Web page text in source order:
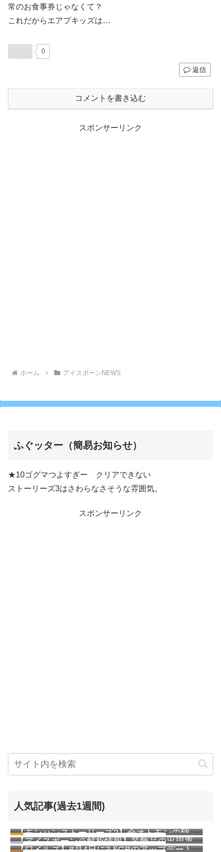
常のお食事券じゃなくて？
これだからエアプキッズは…
0
返信
コメントを書き込む
スポンサーリンク
ホーム アイスボーンNEWS
ふぐッター（簡易お知らせ）
★10ゴグマつよすぎー クリアできない
ストーリーズ3はさわらなさそうな雰囲気。
スポンサーリンク
人気記事(過去1週間)
【モンハンストーリーズ2】全オトモンの卵
の見た目一覧表（早見表）
997 views
【アイスボーン※解析情報】装飾品の出現率
257 views
【ワイルズ】8月4日に3.5GBのアップデート